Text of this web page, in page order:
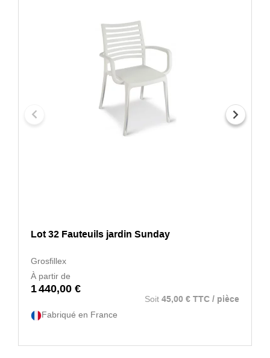
Lot 32 Fauteuils jardin Sunday
Grosfillex
À partir de
1 440,00 €
Soit 45,00 € TTC / pièce
Fabriqué en France